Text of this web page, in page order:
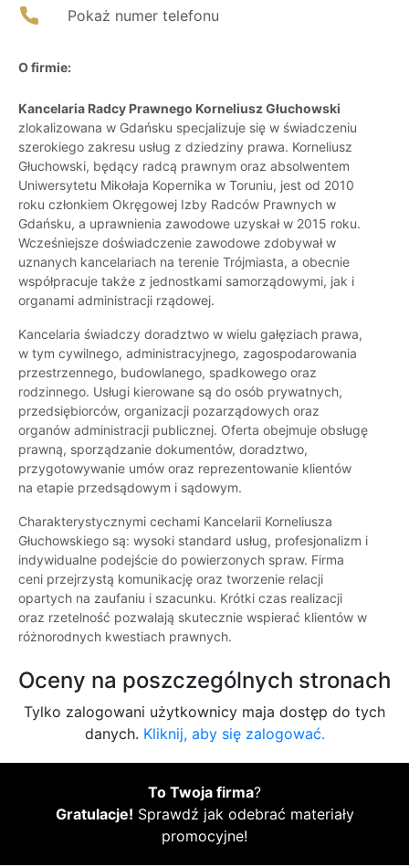
Pokaż numer telefonu
O firmie:
Kancelaria Radcy Prawnego Korneliusz Głuchowski
zlokalizowana w Gdańsku specjalizuje się w świadczeniu
szerokiego zakresu usług z dziedziny prawa. Korneliusz
Głuchowski, będący radcą prawnym oraz absolwentem
Uniwersytetu Mikołaja Kopernika w Toruniu, jest od 2010
roku członkiem Okręgowej Izby Radców Prawnych w
Gdańsku, a uprawnienia zawodowe uzyskał w 2015 roku.
Wcześniejsze doświadczenie zawodowe zdobywał w
uznanych kancelariach na terenie Trójmiasta, a obecnie
współpracuje także z jednostkami samorządowymi, jak i
organami administracji rządowej.
Kancelaria świadczy doradztwo w wielu gałęziach prawa,
w tym cywilnego, administracyjnego, zagospodarowania
przestrzennego, budowlanego, spadkowego oraz
rodzinnego. Usługi kierowane są do osób prywatnych,
przedsiębiorców, organizacji pozarządowych oraz
organów administracji publicznej. Oferta obejmuje obsługę
prawną, sporządzanie dokumentów, doradztwo,
przygotowywanie umów oraz reprezentowanie klientów
na etapie przedsądowym i sądowym.
Charakterystycznymi cechami Kancelarii Korneliusza
Głuchowskiego są: wysoki standard usług, profesjonalizm i
indywidualne podejście do powierzonych spraw. Firma
ceni przejrzystą komunikację oraz tworzenie relacji
opartych na zaufaniu i szacunku. Krótki czas realizacji
oraz rzetelność pozwalają skutecznie wspierać klientów w
różnorodnych kwestiach prawnych.
Oceny na poszczególnych stronach
Tylko zalogowani użytkownicy maja dostęp do tych
danych. Kliknij, aby się zalogować.
To Twoja firma?
Gratulacje! Sprawdź jak odebrać materiały
promocyjne!